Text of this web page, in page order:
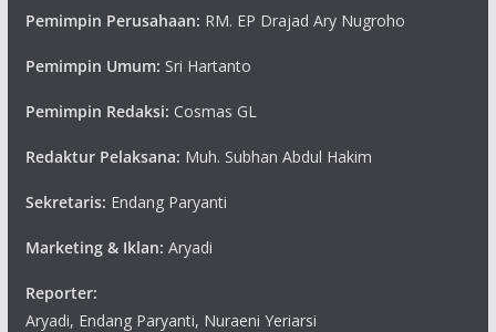
Pemimpin Perusahaan: RM. EP Drajad Ary Nugroho
Pemimpin Umum: Sri Hartanto
Pemimpin Redaksi: Cosmas GL
Redaktur Pelaksana: Muh. Subhan Abdul Hakim
Sekretaris: Endang Paryanti
Marketing & Iklan: Aryadi
Reporter:
Aryadi, Endang Paryanti, Nuraeni Yeriarsi